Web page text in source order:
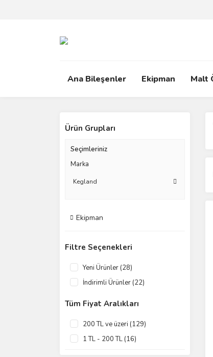
Ana Bileşenler Ekipman Malt
Ürün Grupları
Seçimleriniz
Marka
Kegland
Ekipman
Filtre Seçenekleri
Yeni Ürünler (28)
İndirimli Ürünler (22)
Tüm Fiyat Aralıkları
200 TL ve üzeri (129)
1 TL - 200 TL (16)